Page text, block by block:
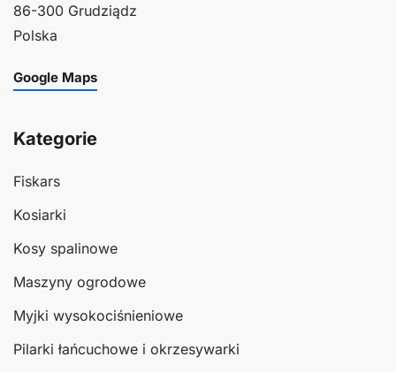
86-300 Grudziądz
Polska
Google Maps
Kategorie
Fiskars
Kosiarki
Kosy spalinowe
Maszyny ogrodowe
Myjki wysokociśnieniowe
Pilarki łańcuchowe i okrzesywarki